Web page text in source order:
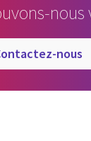
nous
contactez-nous